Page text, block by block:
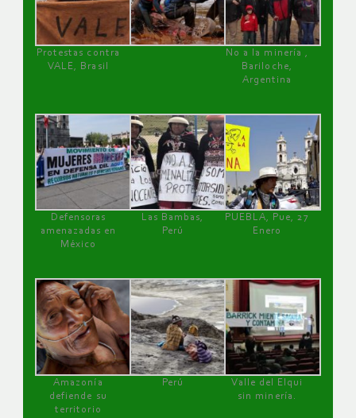
Protestas contra
VALE, Brasil
No a la minería ,
Bariloche,
Argentina
Defensoras
amenazadas en
México
Las Bambas,
Perú
PUEBLA, Pue, 27
Enero
Amazonía
defiende su
territorio
Perú
Valle del Elqui
sin minería.